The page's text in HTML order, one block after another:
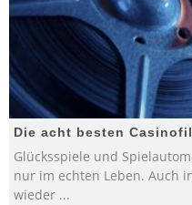
Die acht besten
Glücksspiele und
nur im echten Leben. Auch
wieder ...